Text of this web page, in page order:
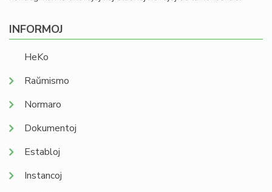
INFORMOJ
HeKo
Raŭmismo
Normaro
Dokumentoj
Establoj
Instancoj